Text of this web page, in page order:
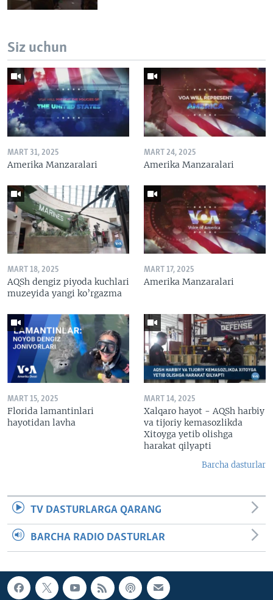
Siz uchun
MART 31, 2025
Amerika Manzaralari
MART 24, 2025
Amerika Manzaralari
MART 18, 2025
AQSh dengiz piyoda kuchlari
muzeyida yangi ko’rgazma
MART 17, 2025
Amerika Manzaralari
MART 15, 2025
Florida lamantinlari
hayotidan lavha
MART 14, 2025
Xalqaro hayot - AQSh harbiy
va tijoriy kemasozlikda
Xitoyga yetib olishga
harakat qilyapti
Barcha dasturlar
TV DASTURLARGA QARANG
BARCHA RADIO DASTURLAR